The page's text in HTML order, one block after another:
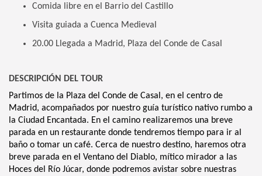
Comida libre en el Barrio del Castillo
Visita guiada a Cuenca Medieval
20.00 Llegada a Madrid, Plaza del Conde de Casal
DESCRIPCIÓN DEL TOUR
Partimos de la Plaza del Conde de Casal, en el centro de
Madrid, acompañados por nuestro guía turístico nativo rumbo a
la Ciudad Encantada. En el camino realizaremos una breve
parada en un restaurante donde tendremos tiempo para ir al
baño o tomar un café. Cerca de nuestro destino, haremos otra
breve parada en el Ventano del Diablo, mítico mirador a las
Hoces del Río Júcar, donde podremos avistar sobre nuestras